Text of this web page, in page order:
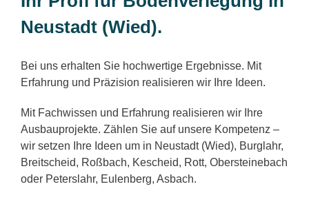
Neustadt (Wied).
Bei uns erhalten Sie hochwertige Ergebnisse. Mit
Erfahrung und Präzision realisieren wir Ihre Ideen.
Mit Fachwissen und Erfahrung realisieren wir Ihre
Ausbauprojekte. Zählen Sie auf unsere Kompetenz –
wir setzen Ihre Ideen um in Neustadt (Wied), Burglahr,
Breitscheid, Roßbach, Kescheid, Rott, Obersteinebach
oder Peterslahr, Eulenberg, Asbach.